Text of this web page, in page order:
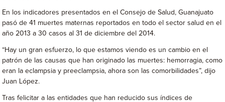
En los indicadores presentados en el Consejo de Salud, Guanajuato
pasó de 41 muertes maternas reportados en todo el sector salud en el
año 2013 a 30 casos al 31 de diciembre del 2014.
“Hay un gran esfuerzo, lo que estamos viendo es un cambio en el
patrón de las causas que han originado las muertes: hemorragia, como
eran la eclampsia y preeclampsia, ahora son las comorbilidades”, dijo
Juan López.
Tras felicitar a las entidades que han reducido sus índices de